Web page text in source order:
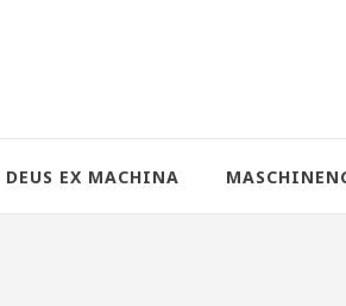
DEUS EX MACHINA